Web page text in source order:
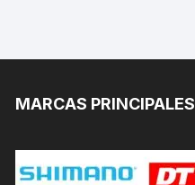
MARCAS PRINCIPALES